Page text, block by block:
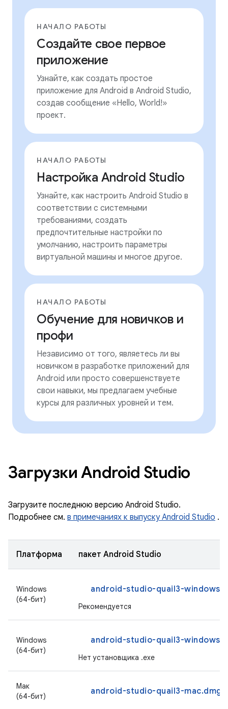
НАЧАЛО РАБОТЫ
Создайте свое первое
приложение
Узнайте, как создать простое
приложение для Android в Android Studio,
создав сообщение «Hello, World!»
проект.
НАЧАЛО РАБОТЫ
Настройка Android Studio
Узнайте, как настроить Android Studio в
соответствии с системными
требованиями, создать
предпочтительные настройки по
умолчанию, настроить параметры
виртуальной машины и многое другое.
НАЧАЛО РАБОТЫ
Обучение для новичков и
профи
Независимо от того, являетесь ли вы
новичком в разработке приложений для
Android или просто совершенствуете
свои навыки, мы предлагаем учебные
курсы для различных уровней и тем.
Загрузки Android Studio
Загрузите последнюю версию Android Studio.
Подробнее см. в примечаниях к выпуску Android Studio .
Платформа пакет Android Studio
Windows
(64-бит)
android-studio-quail3-
Рекомендуется
Windows
(64-бит)
android-studio-quail3-
Нет установщика .exe
Мак
(64-бит)
android-studio-quail3-mac.dmg